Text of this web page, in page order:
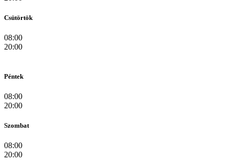
Csütörtök
08:00
20:00
Péntek
08:00
20:00
Szombat
08:00
20:00